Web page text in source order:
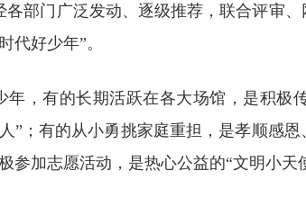
各部门广泛发动、逐级推荐，联合评审
代好少年”。
年，有的长期活跃在各大场馆，是积极
”；有的从小勇挑家庭重担，是孝顺感
参加志愿活动，是热心公益的“文明小天